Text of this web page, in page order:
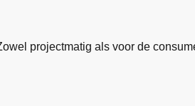
projectmatig als voor de